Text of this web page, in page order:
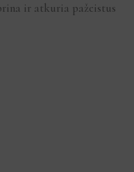
ir atkuria pažeistus